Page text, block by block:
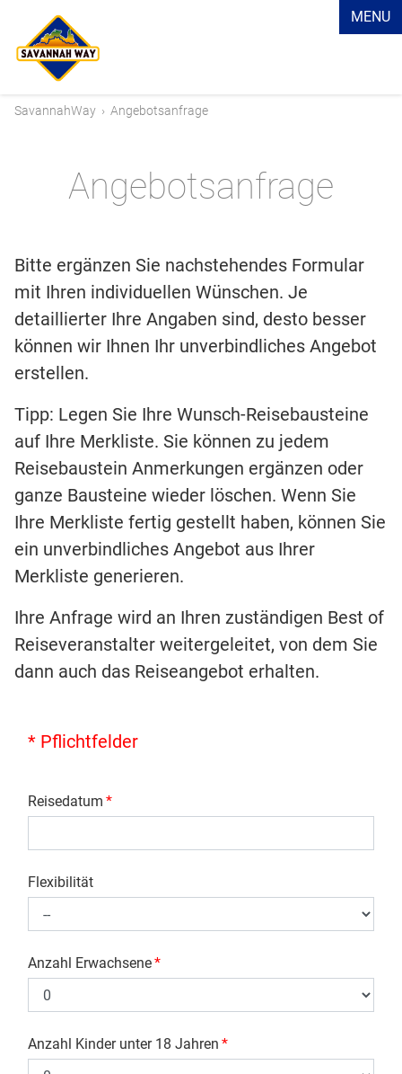
MENU
SavannahWay › Angebotsanfrage
Angebotsanfrage
Bitte ergänzen Sie nachstehendes Formular
mit Ihren individuellen Wünschen. Je
detaillierter Ihre Angaben sind, desto besser
können wir Ihnen Ihr unverbindliches Angebot
erstellen.
Tipp: Legen Sie Ihre Wunsch-Reisebausteine
auf Ihre Merkliste. Sie können zu jedem
Reisebaustein Anmerkungen ergänzen oder
ganze Bausteine wieder löschen. Wenn Sie
Ihre Merkliste fertig gestellt haben, können Sie
ein unverbindliches Angebot aus Ihrer
Merkliste generieren.
Ihre Anfrage wird an Ihren zuständigen Best of
Reiseveranstalter weitergeleitet, von dem Sie
dann auch das Reiseangebot erhalten.
* Pflichtfelder
Reisedatum *
Flexibilität
Anzahl Erwachsene*
Anzahl Kinder unter 18 Jahren *